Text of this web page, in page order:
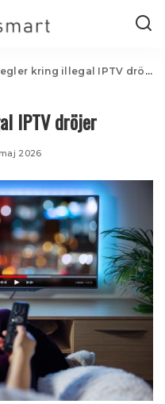
kring illegal IPTV dröjer
IPTV dröjer
2026